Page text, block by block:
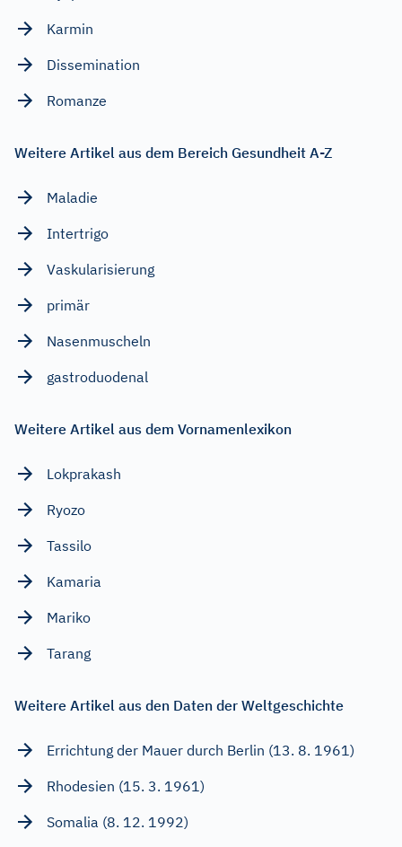
Karmin
Dissemination
Romanze
Weitere Artikel aus dem Bereich Gesundheit A-Z
Maladie
Intertrigo
Vaskularisierung
primär
Nasenmuscheln
gastroduodenal
Weitere Artikel aus dem Vornamenlexikon
Lokprakash
Ryozo
Tassilo
Kamaria
Mariko
Tarang
Weitere Artikel aus den Daten der Weltgeschichte
Errichtung der Mauer durch Berlin (13. 8. 1961)
Rhodesien (15. 3. 1961)
Somalia (8. 12. 1992)